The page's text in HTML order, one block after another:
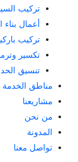
تركيب
أعمال بناء
تركيب
تكسير
تنسيق
مناطق الخدمة
مشاريعنا
من نحن
المدونة
تواصل معنا